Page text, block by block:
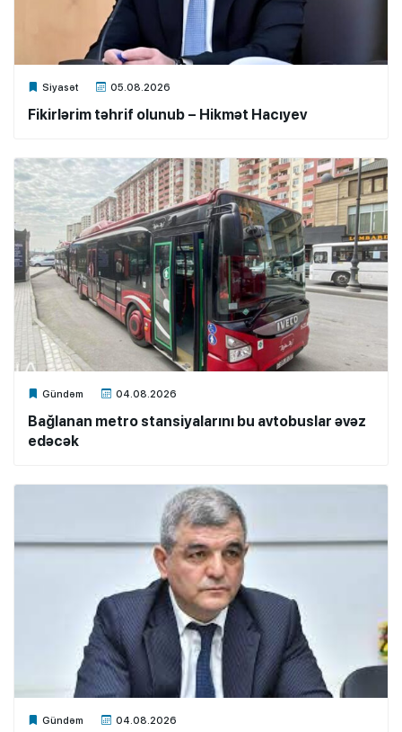
Siyasət 05.08.2026
Xalq.Online
Fikirlərim təhrif olunub – Hikmət Hacıyev
Gündəm 04.08.2026
Xalq.Online
Bağlanan metro stansiyalarını bu avtobuslar əvəz
edəcək
Gündəm 04.08.2026
Xalq.Online